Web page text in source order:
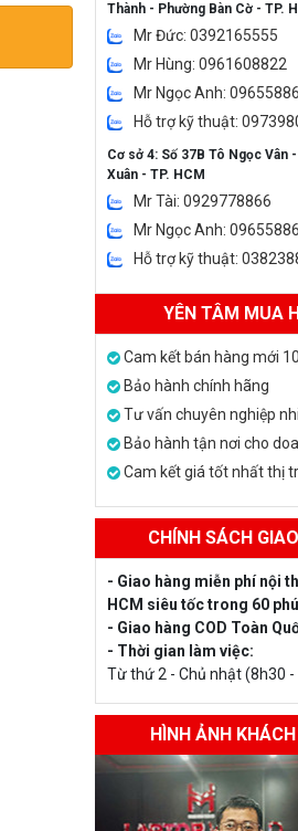
Thành - Phường Bàn Cờ - TP.
Mr Đức: 0392165555
Mr Hùng: 0961608822
Mr Ngọc Anh:
Hỗ trợ kỹ thuật:
Cơ sở 4: Số 37B Tô Ngọc Vân
Xuân - TP. HCM
Mr Tài: 0929778866
Mr Ngọc Anh:
Hỗ trợ kỹ thuật:
YÊN TÂM MUA
Cam kết bán hàng mới
Bảo hành chính hãng
Tư vấn chuyên nghiệp
Bảo hành tận nơi cho
Cam kết giá tốt nhất thị
CHÍNH SÁCH
- Giao hàng miễn phí nội
HCM siêu tốc trong 60
- Giao hàng COD Toàn
- Thời gian làm việc:
Từ thứ 2 - Chủ nhật (8h30 -
HÌNH ẢNH